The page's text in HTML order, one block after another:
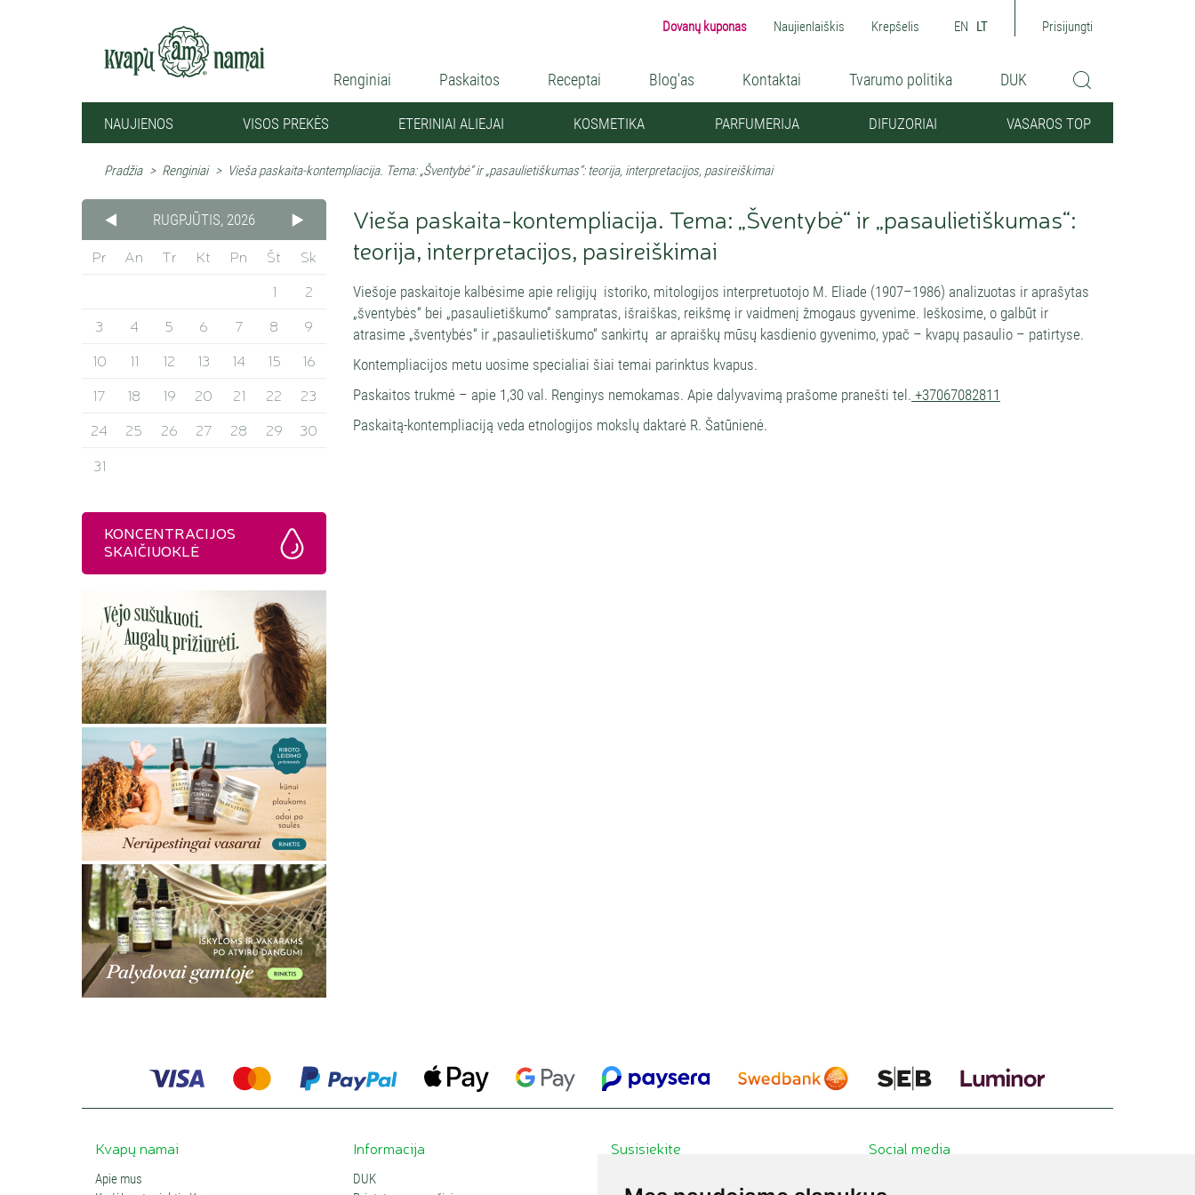
Dovanų kuponas Naujienlaiškis Krepšelis EN LT Prisijungti
Renginiai Paskaitos Receptai Blog'as Kontaktai Tvarumo politika DUK
NAUJIENOS VISOS PREKĖS ETERINIAI ALIEJAI KOSMETIKA PARFUMERIJA DIFUZORIAI VASAROS TOP
Pradžia > Renginiai > Vieša paskaita-kontempliacija. Tema: „Šventybė“ ir „pasaulietiškumas“: teorija, interpretacijos, pasireiškimai
Vieša paskaita-kontempliacija. Tema: „Šventybė“ ir „pasaulietiškumas“:
teorija, interpretacijos, pasireiškimai
Viešoje paskaitoje kalbėsime apie religijų istoriko, mitologijos interpretuotojo M. Eliade (1907–1986) analizuotas ir aprašytas
„šventybės“ bei „pasaulietiškumo“ sampratas, išraiškas, reikšmę ir vaidmenį žmogaus gyvenime. Ieškosime, o galbūt ir
atrasime „šventybės“ ir „pasaulietiškumo“ sankirtų ar apraiškų mūsų kasdienio gyvenimo, ypač – kvapų pasaulio – patirtyse.
Kontempliacijos metu uosime specialiai šiai temai parinktus kvapus.
Paskaitos trukmė – apie 1,30 val. Renginys nemokamas. Apie dalyvavimą prašome pranešti tel. +37067082811
Paskaitą-kontempliaciją veda etnologijos mokslų daktarė R. Šatūnienė.
RUGPJŪTIS, 2026
Pr An Tr Kt Pn Št
Sk
1
2
3
4 5 6 7 8
9
10
11 12 13 14 15
16
17
18 19 20 21 22
23
24
25 26 27 28 29
30
31
KONCENTRACIJOS
SKAIČIUOKLĖ
Kvapų namai
Apie mus
Informacija
DUK
Susisiekite Social media